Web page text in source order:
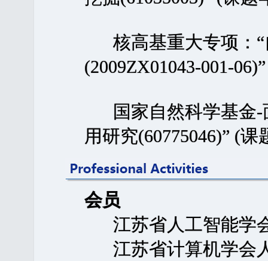
核高基重大专项：“
(2009ZX01043-001-
国家自然科学基金-
用研究(60775046)” (课
会员
江苏省人工智能学
江苏省计算机学会